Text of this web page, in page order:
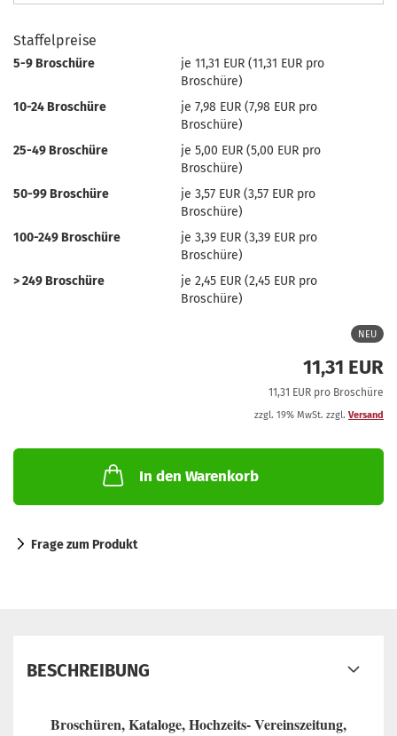
Staffelpreise
5-9 Broschüre
je 11,31 EUR (11,31 EUR pro
Broschüre)
10-24 Broschüre
je 7,98 EUR (7,98 EUR pro
Broschüre)
25-49 Broschüre
je 5,00 EUR (5,00 EUR pro
Broschüre)
50-99 Broschüre
je 3,57 EUR (3,57 EUR pro
Broschüre)
100-249 Broschüre
je 3,39 EUR (3,39 EUR pro
Broschüre)
> 249 Broschüre
je 2,45 EUR (2,45 EUR pro
Broschüre)
NEU
11,31 EUR
11,31 EUR pro Broschüre
zzgl. 19% MwSt. zzgl. Versand
In den Warenkorb
Frage zum Produkt
BESCHREIBUNG
Broschüren, Kataloge, Hochzeits- Vereinszeitung,